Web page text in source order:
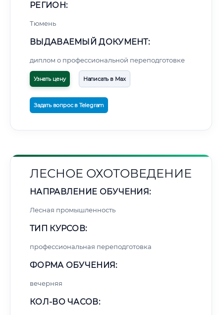
РЕГИОН:
Тюмень
ВЫДАВАЕМЫЙ ДОКУМЕНТ:
диплом о профессиональной переподготовке
Узнать цену Написать в Max
Задать вопрос в Telegram
ЛЕСНОЕ ОХОТОВЕДЕНИЕ
НАПРАВЛЕНИЕ ОБУЧЕНИЯ:
Лесная промышленность
ТИП КУРСОВ:
профессиональная переподготовка
ФОРМА ОБУЧЕНИЯ:
вечерняя
КОЛ-ВО ЧАСОВ: